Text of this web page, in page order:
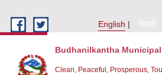
English
नेपाली
Budhanilkantha
Clean, Peaceful, Prosperous,